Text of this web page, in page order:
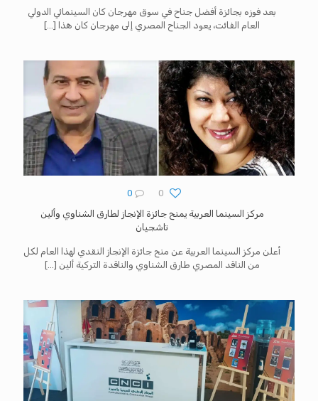
بعد فوزه بجائزة أفضل جناح في سوق مهرجان كان السينمائي الدولي
العام الفائت، يعود الجناح المصري إلى مهرجان كان هذا […]
0
0
مركز السينما العربية يمنح جائزة الإنجاز لطارق الشناوي وألين
تاشجيان
أعلن مركز السينما العربية عن منح جائزة الإنجاز النقدي لهذا العام لكل
من الناقد المصري طارق الشناوي والناقدة التركية ألين […]